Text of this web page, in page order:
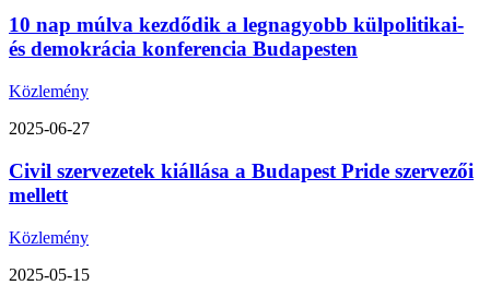
10 nap múlva kezdődik a legnagyobb külpolitikai-
és demokrácia konferencia Budapesten
Közlemény
2025-06-27
Civil szervezetek kiállása a Budapest Pride szervezői
mellett
Közlemény
2025-05-15